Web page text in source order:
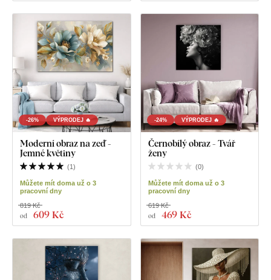
-26% VÝPRODEJ 🔥
Moderní obraz na zeď -
Jemné květiny
(1)
Můžete mít doma už o 3
pracovní dny
od 609 Kč
819 Kč
-24% VÝPRODEJ 🔥
Černobílý obraz - Tvář
ženy
(0)
Můžete mít doma už o 3
pracovní dny
od 469 Kč
619 Kč